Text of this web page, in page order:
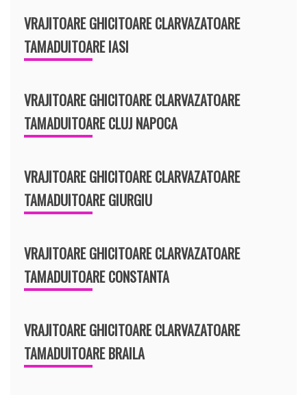
VRAJITOARE GHICITOARE CLARVAZATOARE
TAMADUITOARE IASI
VRAJITOARE GHICITOARE CLARVAZATOARE
TAMADUITOARE CLUJ NAPOCA
VRAJITOARE GHICITOARE CLARVAZATOARE
TAMADUITOARE GIURGIU
VRAJITOARE GHICITOARE CLARVAZATOARE
TAMADUITOARE CONSTANTA
VRAJITOARE GHICITOARE CLARVAZATOARE
TAMADUITOARE BRAILA